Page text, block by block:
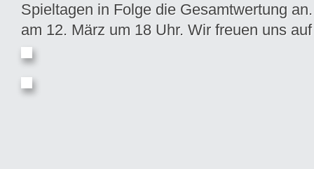
Spieltagen in Folge die Gesamtwertung
am 12. März um 18 Uhr. Wir freuen uns